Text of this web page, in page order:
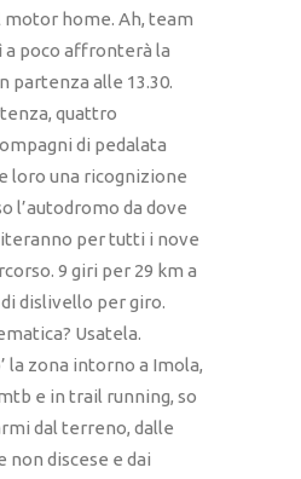
motor home. Ah, team
poco affronterà la
partenza alle 13.30.
quattro
di pedalata
loro una ricognizione
l’autodromo da dove
per tutti i nove
9 giri per 29 km a
dislivello per giro.
Usatela.
la zona intorno a Imola,
e in trail running, so
dal terreno, dalle
non discese e dai